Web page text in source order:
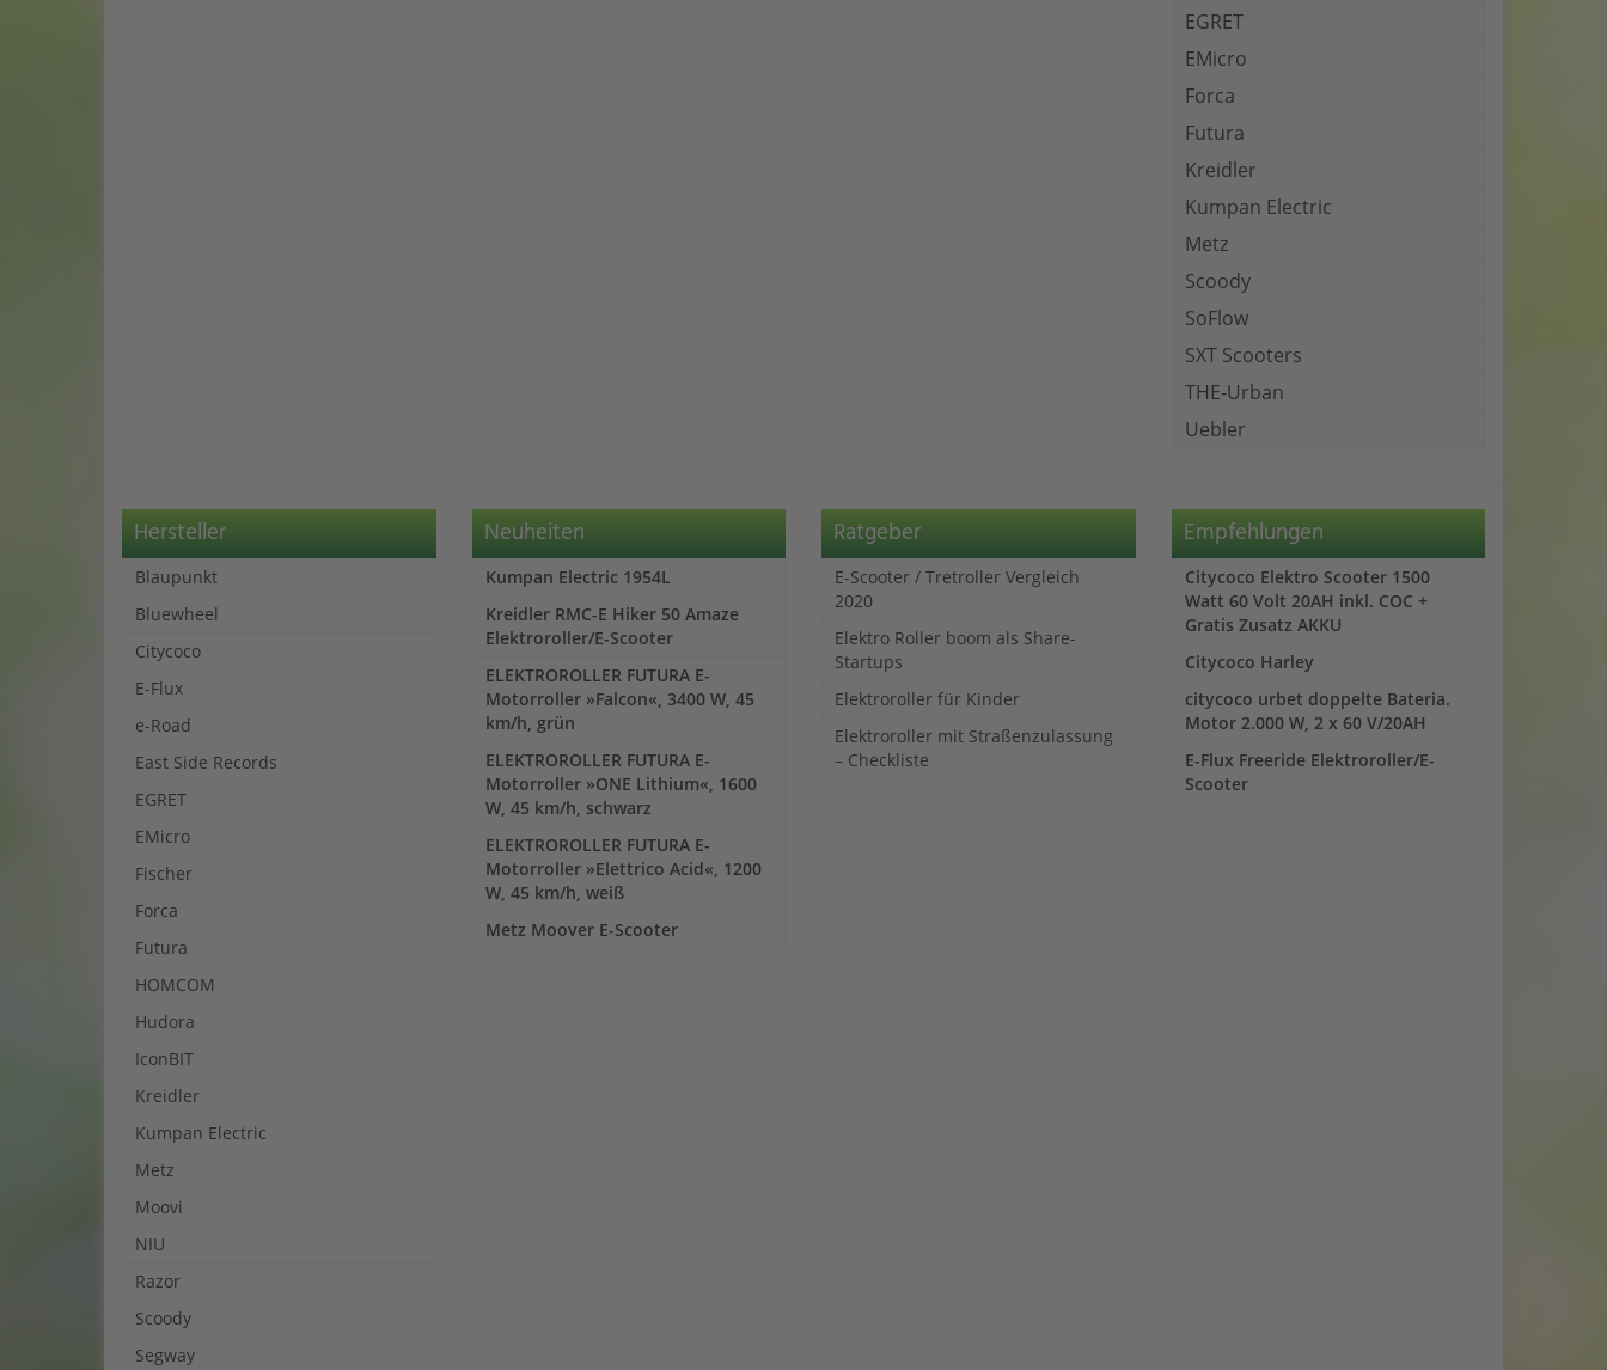
EGRET
EMicro
Forca
Futura
Kreidler
Kumpan Electric
Metz
Scoody
SoFlow
SXT Scooters
THE-Urban
Uebler
Hersteller
Blaupunkt
Bluewheel
Citycoco
E-Flux
e-Road
East Side Records
EGRET
EMicro
Fischer
Forca
Futura
HOMCOM
Hudora
IconBIT
Kreidler
Kumpan Electric
Metz
Moovi
NIU
Razor
Scoody
Segway
Neuheiten
Kumpan Electric 1954L
Kreidler RMC-E Hiker 50 Amaze
Elektroroller/E-Scooter
ELEKTROROLLER FUTURA E-
Motorroller »Falcon«, 3400 W, 45
km/h, grün
ELEKTROROLLER FUTURA E-
Motorroller »ONE Lithium«, 1600
W, 45 km/h, schwarz
ELEKTROROLLER FUTURA E-
Motorroller »Elettrico Acid«, 1200
W, 45 km/h, weiß
Metz Moover E-Scooter
Ratgeber
E-Scooter / Tretroller Vergleich
2020
Elektro Roller boom als Share-
Startups
Elektroroller für Kinder
Elektroroller mit Straßenzulassung
– Checkliste
Empfehlungen
Citycoco Elektro Scooter 1500
Watt 60 Volt 20AH inkl. COC +
Gratis Zusatz AKKU
Citycoco Harley
citycoco urbet doppelte Bateria.
Motor 2.000 W, 2 x 60 V/20AH
E-Flux Freeride Elektroroller/E-
Scooter